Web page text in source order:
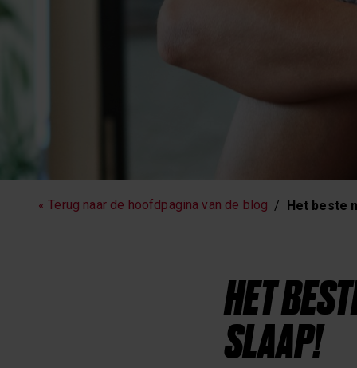
Workouts
« Terug naar de hoofdpagina van de blog Het beste
HET
SLAAP!